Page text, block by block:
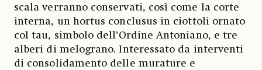
scala verranno conservati, così come la corte
interna, un hortus conclusus in ciottoli ornato
col tau, simbolo dell’Ordine Antoniano, e tre
alberi di melograno. Interessato da interventi
di consolidamento delle murature e